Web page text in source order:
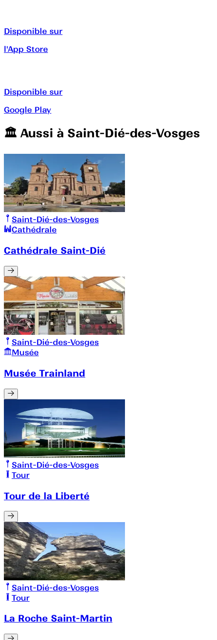
Disponible sur
l'App Store
Disponible sur
Google Play
🏛️️ Aussi à Saint-Dié-des-Vosges
Saint-Dié-des-Vosges
Cathédrale
Cathédrale Saint-Dié
Saint-Dié-des-Vosges
Musée
Musée Trainland
Saint-Dié-des-Vosges
Tour
Tour de la Liberté
Saint-Dié-des-Vosges
Tour
La Roche Saint-Martin